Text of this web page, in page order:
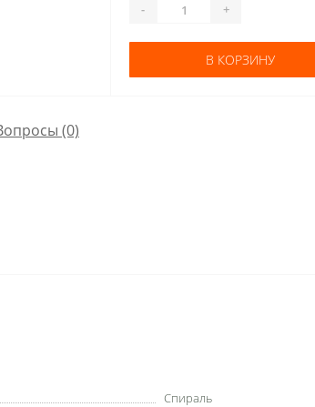
- +
В КОРЗИНУ
(0)
Спираль